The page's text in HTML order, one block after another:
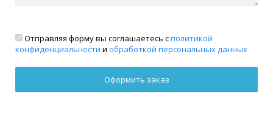
Отправляя форму вы соглашаетесь сполитикой
конфиденциальности и обработкой персональных данных